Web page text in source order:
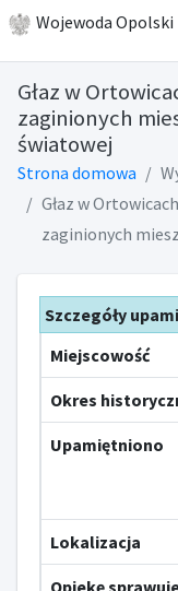
Wojewoda Opolski
Głaz w
zaginionych
światowej
Strona domowa
Głaz w
zaginionych
Szczegóły
Miejscowość
Okres
Upamiętniono
Lokalizacja
Opiekę